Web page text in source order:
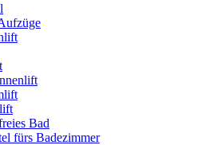
Bad
fürs Badezimmer